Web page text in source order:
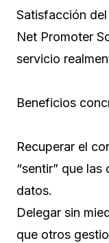
Satisfacción
Net Promoter
servicio
Beneficios
Recuperar el
“sentir” que
datos.
Delegar sin
que otros